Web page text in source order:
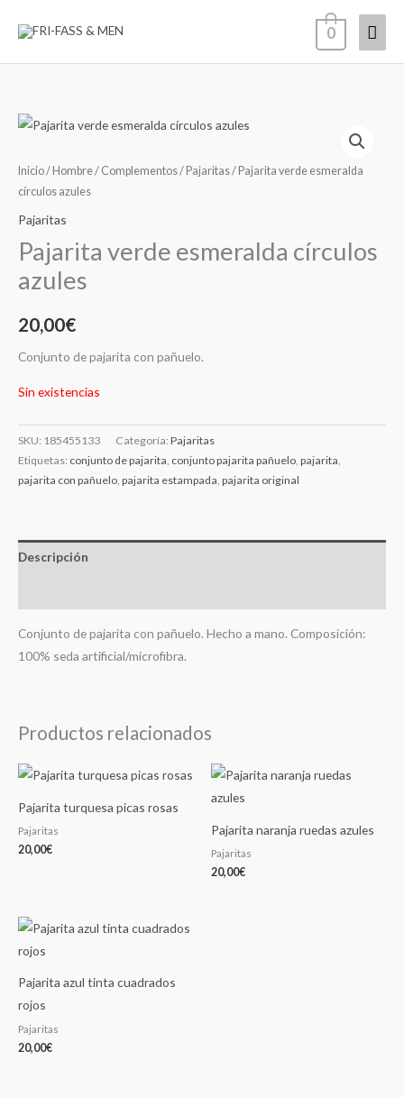
0
Inicio/ Hombre/ Complementos/ Pajaritas/ Pajarita verde esmeralda
círculos azules
Pajaritas
Pajarita verde esmeralda círculos
azules
20,00€
Conjunto de pajarita con pañuelo.
Sin existencias
SKU: 185455133 Categoría: Pajaritas
Etiquetas: conjunto de pajarita conjunto pajarita pañuelo pajarita
pajarita con pañuelo pajarita estampada pajarita original
Descripción
Conjunto de pajarita con pañuelo. Hecho a mano. Composición:
100% seda artificial/microfibra.
Productos relacionados
Pajarita turquesa picas rosas
Pajaritas
20,00€
Pajarita naranja ruedas azules
Pajaritas
20,00€
Pajarita azul tinta cuadrados
rojos
Pajaritas
20,00€